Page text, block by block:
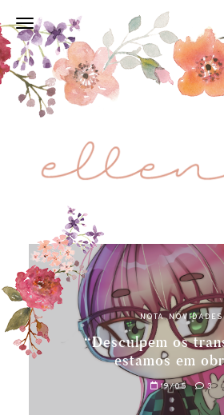
NOTA,NOVIDADES
“Desculpem os
estamos em
19/05 3